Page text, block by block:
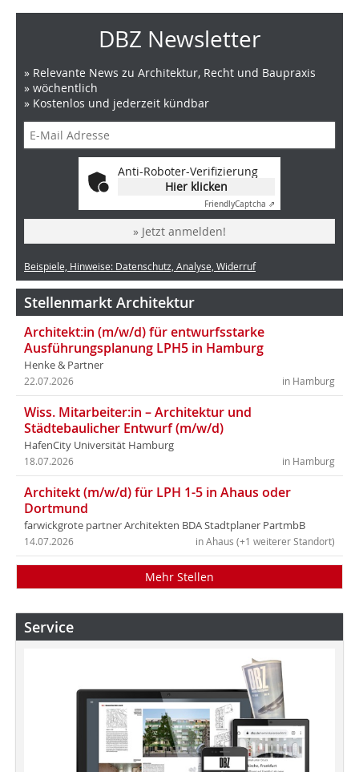
DBZ Newsletter
» Relevante News zu Architektur, Recht und Baupraxis
» wöchentlich
» Kostenlos und jederzeit kündbar
Anti-Roboter-Verifizierung
Hier klicken
FriendlyCaptcha ⇗
» Jetzt anmelden!
Beispiele, Hinweise: Datenschutz, Analyse, Widerruf
Stellenmarkt Architektur
Architekt:in (m/w/d) für entwurfsstarke
Ausführungsplanung LPH5 in Hamburg
Henke & Partner
in Hamburg
22.07.2026
Wiss. Mitarbeiter:in – Architektur und
Städtebaulicher Entwurf (m/w/d)
HafenCity Universität Hamburg
in Hamburg
18.07.2026
Architekt (m/w/d) für LPH 1-5 in Ahaus oder
Dortmund
farwickgrote partner Architekten BDA Stadtplaner PartmbB
in Ahaus (+1 weiterer Standort)
14.07.2026
Mehr Stellen
Service